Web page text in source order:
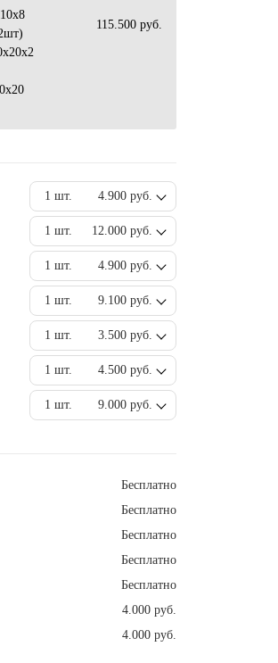
115.500 руб.
1 шт. 4.900 руб.
1 шт. 12.000 руб.
1 шт. 4.900 руб.
1 шт. 9.100 руб.
1 шт. 3.500 руб.
1 шт. 4.500 руб.
1 шт. 9.000 руб.
Бесплатно
Бесплатно
Бесплатно
Бесплатно
Бесплатно
4.000 руб.
4.000 руб.